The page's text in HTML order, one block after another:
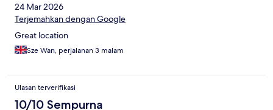
24 Mar 2026
Terjemahkan dengan Google
Great location
Sze Wan, perjalanan 3 malam
Ulasan terverifikasi
10/10 Sempurna